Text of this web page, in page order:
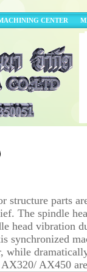
CENTER
structure parts
The spindle
head vibration
synchronized
while
AX450